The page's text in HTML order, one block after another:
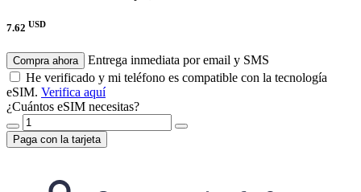
7.62 USD
Compra ahora
Entrega inmediata por email y SMS
He verificado y mi teléfono es compatible con la tecnología
eSIM. Verifica aquí
¿Cuántos eSIM necesitas?
Paga con la tarjeta